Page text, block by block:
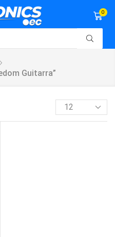
0
Guitarra”